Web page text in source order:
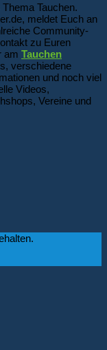
Tauchen.
meldet Euch an
Community-
zu Euren
am Tauchen
verschiedene
und noch viel
Videos,
Vereine und